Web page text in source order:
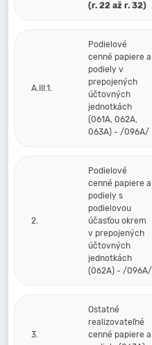
(r. 22 až r. 32)
A.III.1.
Podielové
cenné papiere a
podiely v
prepojených
účtovných
jednotkách
(061A, 062A,
063A) - /096A/
2.
Podielové
cenné papiere a
podiely s
podielovou
účasťou okrem
v prepojených
účtovných
jednotkách
(062A) - /096A/
3.
Ostatné
realizovateľné
cenné papiere a